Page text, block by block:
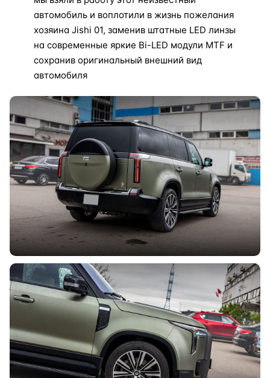
автомобиль и воплотили в жизнь пожелания
хозяина Jishi 01, заменив штатные LED линзы
на современные яркие Bi-LED модули MTF и
сохранив оригинальный внешний вид
автомобиля